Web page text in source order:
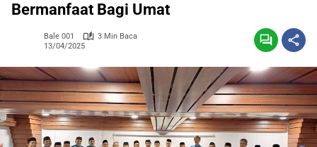
Bermanfaat Bagi Umat
Bale 001
3 Min Baca
13/04/2025